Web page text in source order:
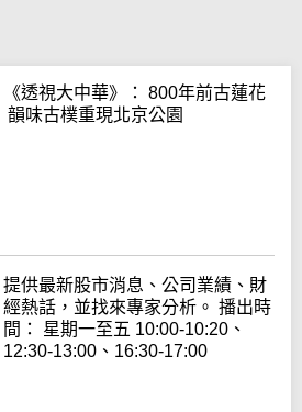
《透視大中華》： 800年前古蓮花
韻味古樸重現北京公園
提供最新股市消息、公司業績、財
經熱話，並找來專家分析。 播出時
間： 星期一至五 10:00-10:20、
12:30-13:00、16:30-17:00